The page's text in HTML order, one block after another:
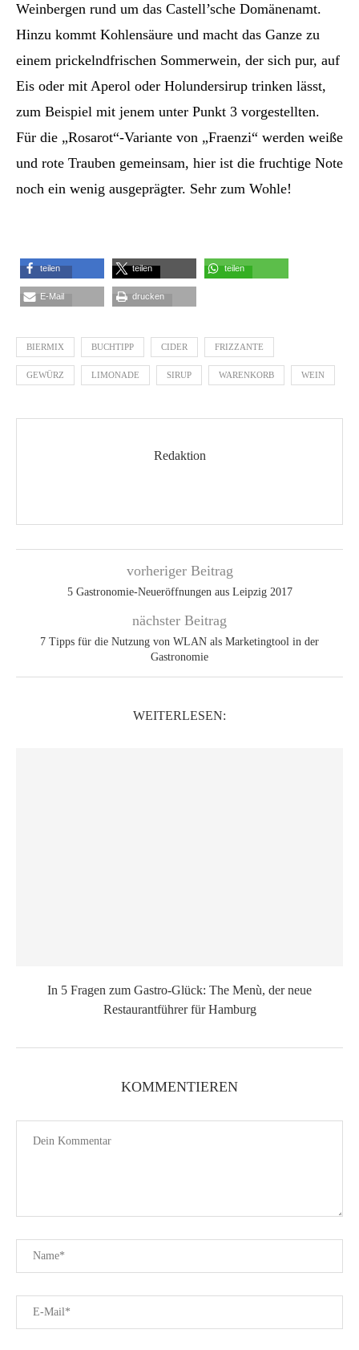
Weinbergen rund um das Castell’sche Domänenamt.
Hinzu kommt Kohlensäure und macht das Ganze zu
einem prickelndfrischen Sommerwein, der sich pur, auf
Eis oder mit Aperol oder Holundersirup trinken lässt,
zum Beispiel mit jenem unter Punkt 3 vorgestellten.
Für die „Rosarot“-Variante von „Fraenzi“ werden weiße
und rote Trauben gemeinsam, hier ist die fruchtige Note
noch ein wenig ausgeprägter. Sehr zum Wohle!
teilen teilen teilen
E-Mail drucken
BIERMIX BUCHTIPP CIDER FRIZZANTE
GEWÜRZ LIMONADE SIRUP WARENKORB WEIN
Redaktion
vorheriger Beitrag
5 Gastronomie-Neueröffnungen aus Leipzig 2017
nächster Beitrag
7 Tipps für die Nutzung von WLAN als Marketingtool in der
Gastronomie
WEITERLESEN:
In 5 Fragen zum Gastro-Glück: The Menù, der neue
Restaurantführer für Hamburg
KOMMENTIEREN